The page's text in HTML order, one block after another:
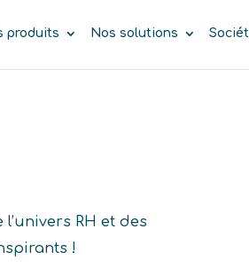
produits Nos solutions
RH et des
!